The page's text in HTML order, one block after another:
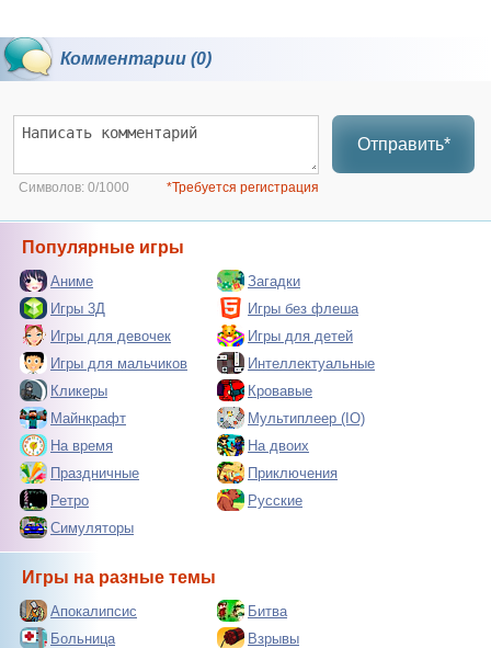
Комментарии (0)
Отправить*
Символов: 0/1000 *Требуется регистрация
Популярные игры
Аниме
Загадки
Игры 3Д
Игры без флеша
Игры для девочек
Игры для детей
Игры для мальчиков
Интеллектуальные
Кликеры
Кровавые
Майнкрафт
Мультиплеер (IO)
На время
На двоих
Праздничные
Приключения
Ретро
Русские
Симуляторы
Игры на разные темы
Апокалипсис
Битва
Больница
Взрывы